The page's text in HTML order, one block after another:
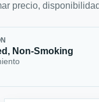
precio,
Non-Smoking